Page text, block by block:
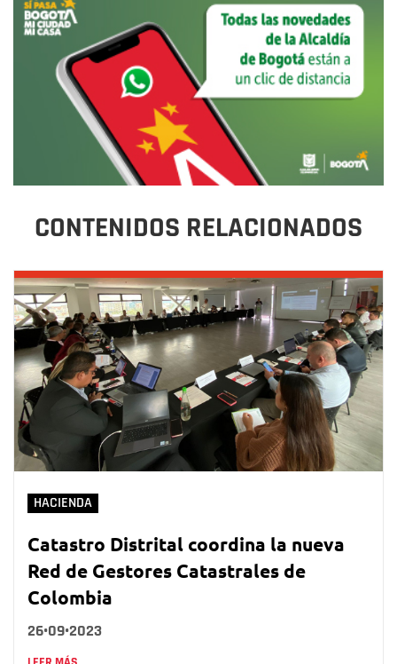
CONTENIDOS RELACIONADOS
HACIENDA
Catastro Distrital coordina la nueva
Red de Gestores Catastrales de
Colombia
26•09•2023